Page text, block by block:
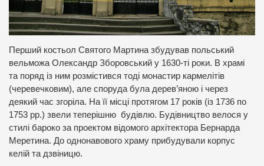
Перший костьол Святого Мартина збудував польський
вельможа Олександр Зборовський у 1630-ті роки. В храмі
та поряд із ним розмістився тоді монастир кармелітів
(черевечковим), але споруда була дерев’яною і через
деякий час згоріла. На її місці протягом 17 років (із 1736 по
1753 рр.) звели теперішню будівлю. Будівництво велося у
стилі бароко за проектом відомого архітектора Бернарда
Меретина. До однонавового храму прибудували корпус
келій та дзвіницю.